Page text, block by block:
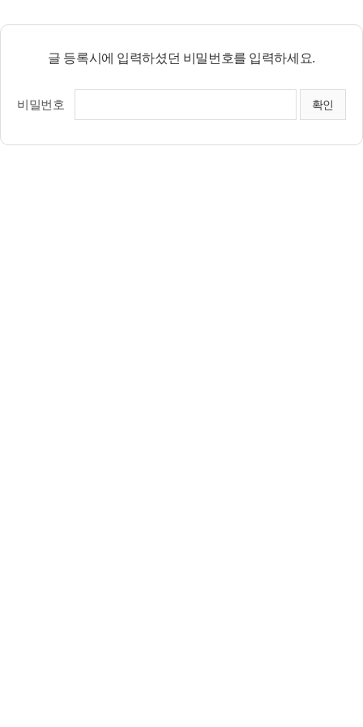
글 등록시에 입력하셨던 비밀번호를 입력하세요.
비밀번호